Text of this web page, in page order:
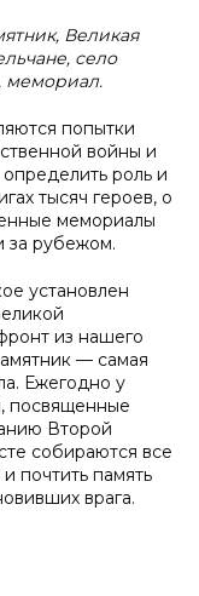
Великая
село
мемориал.
попытки
войны и
роль и
тысяч героев, о
мемориалы
за рубежом.
установлен
из нашего
— самая
Ежегодно у
посвященные
Второй
собираются все
почтить память
врага.